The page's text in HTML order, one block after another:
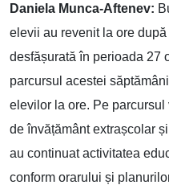
Daniela Munca-Aftenev:
elevii au revenit la ore
desfășurată în perioada 27
parcursul acestei
elevilor la ore. Pe
de învățământ extrașcolar
au continuat activitatea
conform orarului și